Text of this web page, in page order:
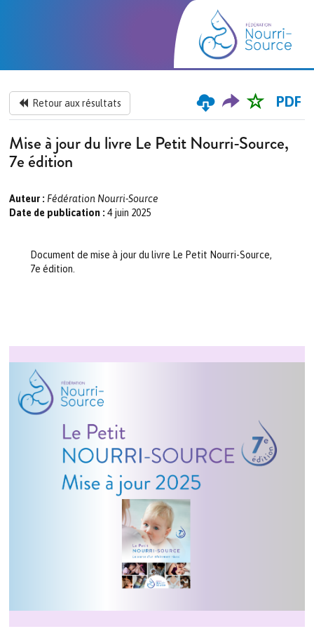
Retour aux résultats PDF
Mise à jour du livre Le Petit Nourri-Source,
7e édition
Auteur : Fédération Nourri-Source
Date de publication : 4 juin 2025
Document de mise à jour du livre Le Petit Nourri-Source,
7e édition.